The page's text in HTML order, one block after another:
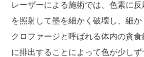
レーザーによる施術では、色素に
を照射して墨を細かく破壊し、細
クロファージと呼ばれる体内の貪
に排出することによって色が少しず